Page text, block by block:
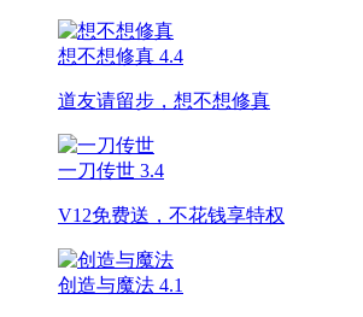
想不想修真 4.4
道友请留步，想不想修真
一刀传世 3.4
V12免费送，不花钱享特权
创造与魔法 4.1